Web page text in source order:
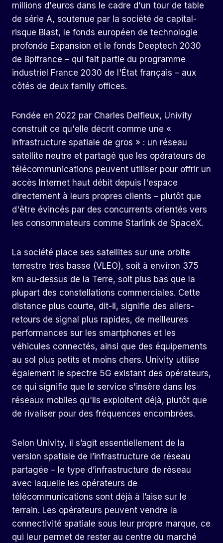
millions d'euros dans le cadre d'un tour de table
de série A, soutenue par la société de capital-
risque Blast, le fonds européen de technologie
profonde Expansion et le fonds Deeptech 2030
de Bpifrance – qui fait partie du programme
industriel France 2030 de l'État français – aux
côtés de deux family offices.
Fondée en 2022 par Charles Delfieux, Univity
construit ce qu'elle décrit comme une «
infrastructure spatiale de gros » : un réseau
satellite neutre et partagé que les opérateurs de
télécommunications peuvent utiliser pour offrir un
accès Internet haut débit depuis l'espace
directement à leurs propres clients – plutôt que
d'être évincés par des concurrents orientés vers
les consommateurs comme Starlink de SpaceX.
La société place ses satellites sur une orbite
terrestre très basse (VLEO), soit à environ 375
km au-dessus de la Terre, soit plus bas que la
plupart des constellations commerciales. Cette
distance plus courte, dit-il, signifie des allers-
retours de signal plus rapides, de meilleures
performances sur les smartphones et les
véhicules connectés, ainsi que des équipements
au sol plus petits et moins chers. Univity utilise
également le spectre 5G existant des opérateurs,
ce qui signifie que le service s'insère dans les
réseaux mobiles qu'ils exploitent déjà, plutôt que
de rivaliser pour des fréquences encombrées.
Selon Univity, il s’agit essentiellement de la
version spatiale de l’infrastructure de réseau
partagée – le type d’infrastructure de réseau
avec laquelle les opérateurs de
télécommunications sont déjà à l’aise sur le
terrain. Les opérateurs peuvent vendre la
connectivité spatiale sous leur propre marque, ce
qui leur permet de rester au centre du marché